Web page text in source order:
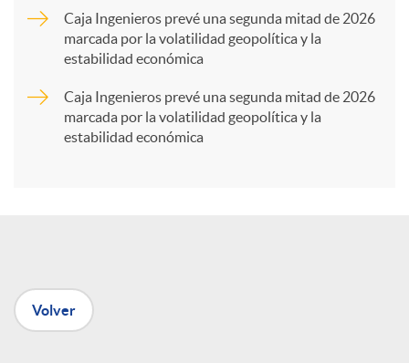
n
Caja Ingenieros prevé una segunda mitad de 2026
marcada por la volatilidad geopolítica y la
estabilidad económica
Caja Ingenieros prevé una segunda mitad de 2026
marcada por la volatilidad geopolítica y la
estabilidad económica
Volver